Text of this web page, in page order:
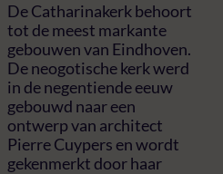
De Catharinakerk behoort
tot de meest markante
gebouwen van Eindhoven.
De neogotische kerk werd
in de negentiende eeuw
gebouwd naar een
ontwerp van architect
Pierre Cuypers en wordt
gekenmerkt door haar